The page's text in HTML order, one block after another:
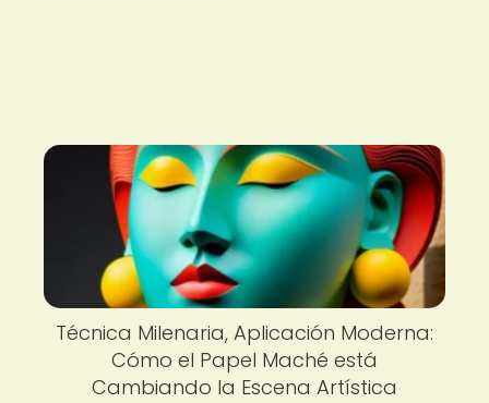
Técnica Milenaria, Aplicación Moderna:
Cómo el Papel Maché está
Cambiando la Escena Artística